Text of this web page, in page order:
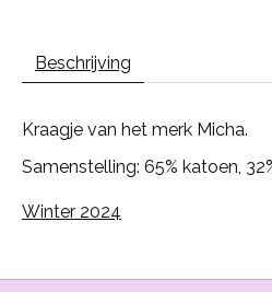
Beschrijving
Kraagje van het merk Micha.
Samenstelling: 65% katoen,
Winter 2024